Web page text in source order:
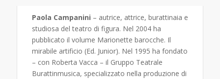
Paola Campanini – autrice, attrice, burattinaia e
studiosa del teatro di figura. Nel 2004 ha
pubblicato il volume Marionette barocche. Il
mirabile artificio (Ed. Junior). Nel 1995 ha fondato
– con Roberta Vacca – il Gruppo Teatrale
Burattinmusica, specializzato nella produzione di